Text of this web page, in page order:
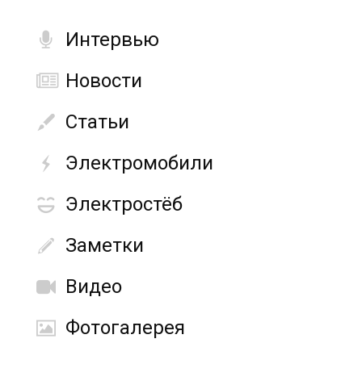
Интервью
Новости
Статьи
Электромобили
Электростёб
Заметки
Видео
Фотогалерея